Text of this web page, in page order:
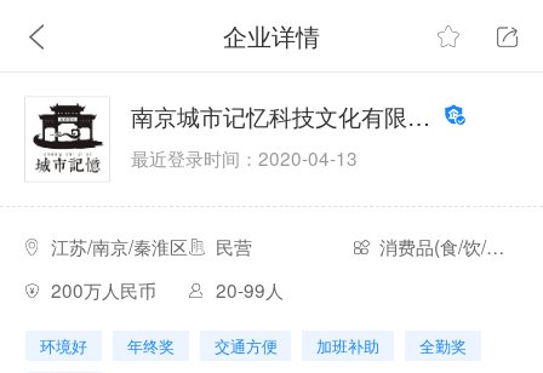
企业详情
南京城市记忆科技文化有限公司
最近登录时间：2020-04-13
江苏/南京/秦淮区 民营
消费品(食/饮/烟酒)
200万人民币
20-99人
环境好 年终奖 交通方便 加班补助
全勤奖